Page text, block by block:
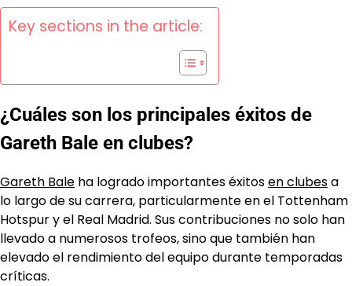
Key sections in the article:
¿Cuáles son los principales éxitos de
Gareth Bale en clubes?
Gareth Bale ha logrado importantes éxitosen clubesa
lo largo de su carrera, particularmente en el Tottenham
Hotspur y el Real Madrid. Sus contribuciones no solo han
llevado a numerosos trofeos, sino que también han
elevado el rendimiento del equipo durante temporadas
críticas.